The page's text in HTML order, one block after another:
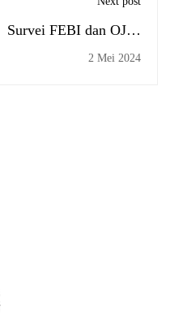
Survei FEBI dan OJK,
Petakan Implementasi
2 Mei 2024